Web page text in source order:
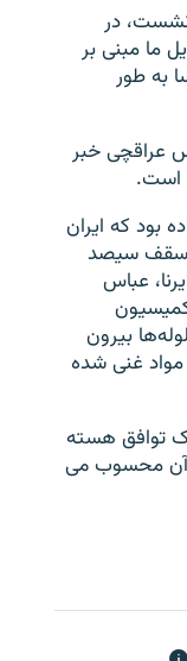
نشست، در
ما مبنی بر
به طور
عراقچی خبر
است.
بود که ایران
سقف سیصد
عباس
بیرون
غنی شده
توافق هسته
آن محسوب می